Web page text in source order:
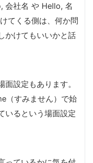
会社名 や Hello, 名
てくる側は、何か問
かけてもいいかと話
設定もあります。
（すみません）で始
いるという場面設定